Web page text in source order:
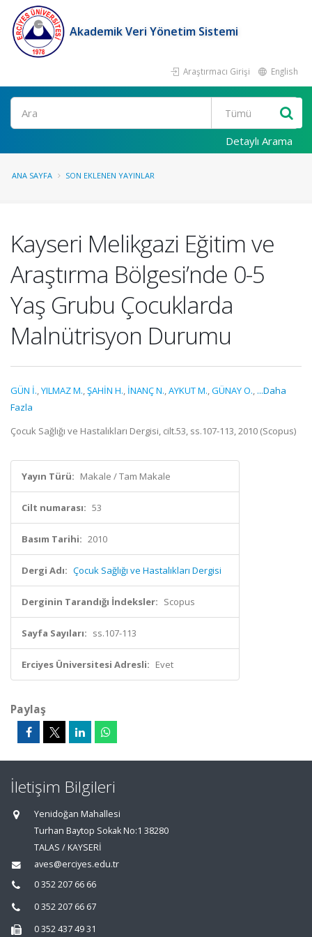
Akademik Veri Yönetim Sistemi
Araştırmacı Girişi English
Ara
Detaylı Arama
ANA SAYFA SON EKLENEN YAYINLAR
Kayseri Melikgazi Eğitim ve
Araştırma Bölgesi’nde 0-5
Yaş Grubu Çocuklarda
Malnütrisyon Durumu
GÜN İ.,YILMAZ M.,ŞAHİN H., İNANÇ N.,AYKUT M.,GÜNAY O., ...Daha
Fazla
Çocuk Sağlığı ve Hastalıkları Dergisi, cilt.53, ss.107-113, 2010 (Scopus)
Yayın Türü: Makale / Tam Makale
Cilt numarası: 53
Basım Tarihi: 2010
Dergi Adı: Çocuk Sağlığı ve Hastalıkları Dergisi
Derginin Tarandığı İndeksler: Scopus
Sayfa Sayıları: ss.107-113
Erciyes Üniversitesi Adresli: Evet
Paylaş
İletişim Bilgileri
Yenidoğan Mahallesi
Turhan Baytop Sokak No:1 38280
TALAS / KAYSERİ
aves@erciyes.edu.tr
0 352 207 66 66
0 352 207 66 67
0 352 437 49 31